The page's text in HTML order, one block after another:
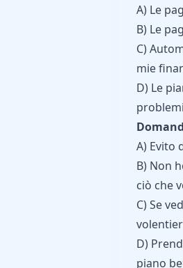
A) Le
B) Le
C)
mie
D) Le
A) Evito
B) Non
ciò che
C) Se
D)
piano